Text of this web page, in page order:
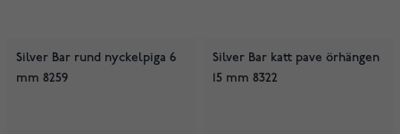
Silver Bar rund nyckelpiga 6
mm 8259
Silver Bar katt pave örhängen
15 mm 8322